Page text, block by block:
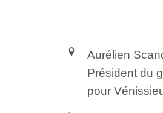
Aurélien
Président du
pour